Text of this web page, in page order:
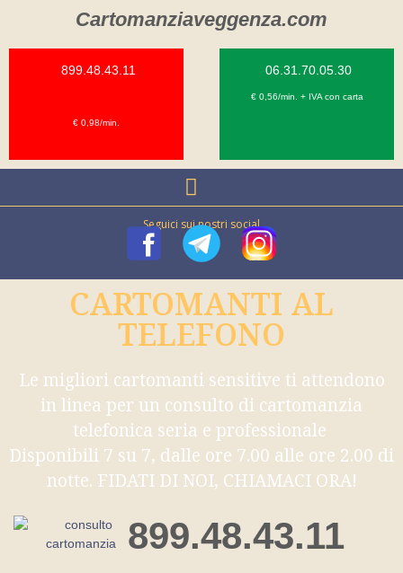
Cartomanziaveggenza.com
899.48.43.11
€ 0,98/min.
06.31.70.05.30
€ 0,56/min. + IVA con carta
Seguici sui nostri social
CARTOMANTI AL
TELEFONO
Le migliori cartomanti sensitive ti attendono
in linea per un consulto di cartomanzia
telefonica seria e professionale
Disponibili 7 su 7, dalle ore 7.00 alle ore 2.00 di
notte. FIDATI DI NOI, CHIAMACI ORA!
899.48.43.11